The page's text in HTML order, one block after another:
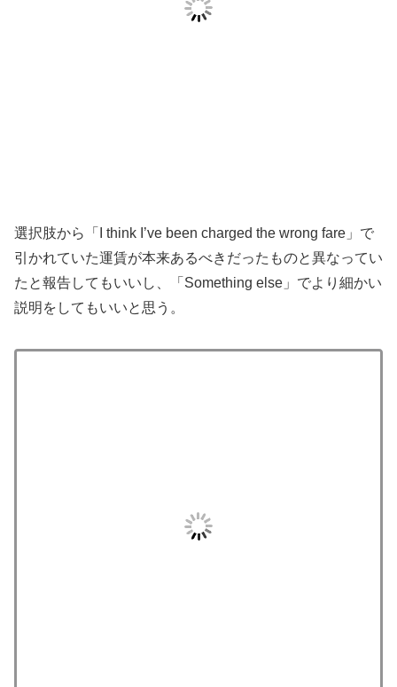
選択肢から「I think I’ve been charged the wrong fare」で
引かれていた運賃が本来あるべきだったものと異なってい
たと報告してもいいし、「Something else」でより細かい
説明をしてもいいと思う。